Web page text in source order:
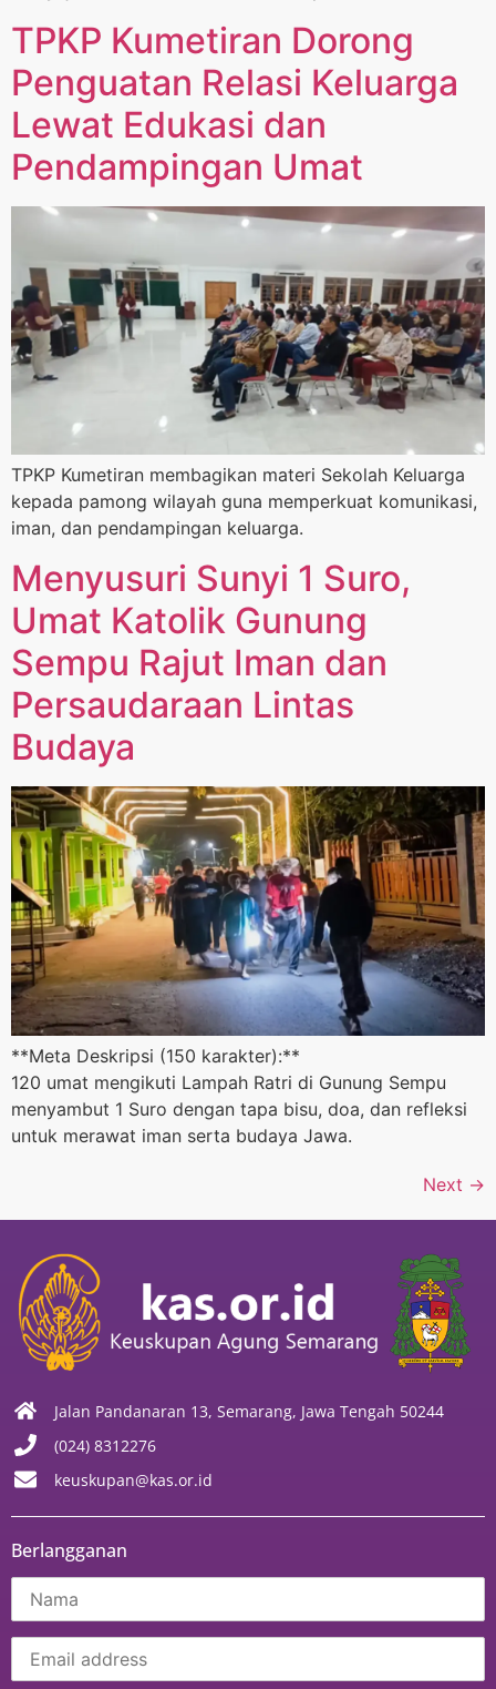
TPKP Kumetiran Dorong
Penguatan Relasi Keluarga
Lewat Edukasi dan
Pendampingan Umat
TPKP Kumetiran membagikan materi Sekolah Keluarga
kepada pamong wilayah guna memperkuat komunikasi,
iman, dan pendampingan keluarga.
Menyusuri Sunyi 1 Suro,
Umat Katolik Gunung
Sempu Rajut Iman dan
Persaudaraan Lintas
Budaya
**Meta Deskripsi (150 karakter):**
120 umat mengikuti Lampah Ratri di Gunung Sempu
menyambut 1 Suro dengan tapa bisu, doa, dan refleksi
untuk merawat iman serta budaya Jawa.
Next →
Jalan Pandanaran 13, Semarang, Jawa Tengah 50244
(024) 8312276
keuskupan@kas.or.id
Berlangganan